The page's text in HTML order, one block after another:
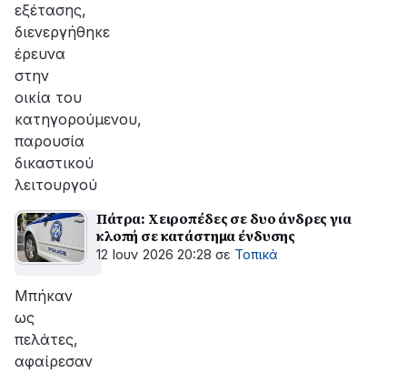
εξέτασης,
διενεργήθηκε
έρευνα
στην
οικία του
κατηγορούμενου,
παρουσία
δικαστικού
λειτουργού
Πάτρα: Χειροπέδες σε δυο άνδρες για
κλοπή σε κατάστημα ένδυσης
12 Ιουν 2026 20:28 σε Τοπικά
Μπήκαν
ως
πελάτες,
αφαίρεσαν